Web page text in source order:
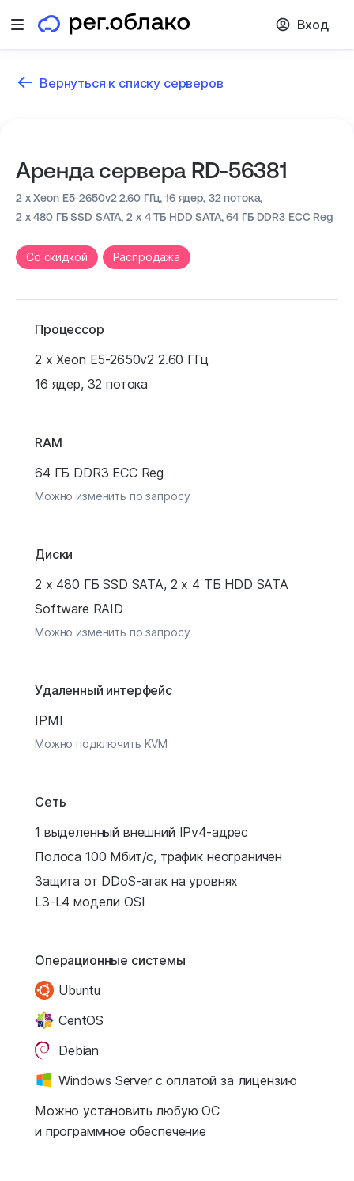
Открыть меню Вход
Вернуться к списку серверов
Аренда сервера RD-56381
2 x Xeon E5-2650v2 2.60 ГГц, 16 ядер, 32 потока,
2 x 480 ГБ SSD SATA, 2 x 4 ТБ HDD SATA, 64 ГБ DDR3 ECC Reg
Cо скидкой Распродажа
Процессор
2 x Xeon E5-2650v2 2.60 ГГц
16 ядер, 32 потока
RAM
64 ГБ DDR3 ECC Reg
Можно изменить по запросу
Диски
2 x 480 ГБ SSD SATA, 2 x 4 ТБ HDD SATA
Software RAID
Можно изменить по запросу
Удаленный интерфейс
IPMI
Можно подключить KVM
Сеть
1 выделенный внешний IPv4-адрес
Полоса 100 Мбит/с, трафик неограничен
Защита от DDoS-атак на уровнях
L3-L4 модели OSI
Операционные системы
Ubuntu
CentOS
Debian
Windows Server с оплатой за лицензию
Можно установить любую ОС
и программное обеспечение